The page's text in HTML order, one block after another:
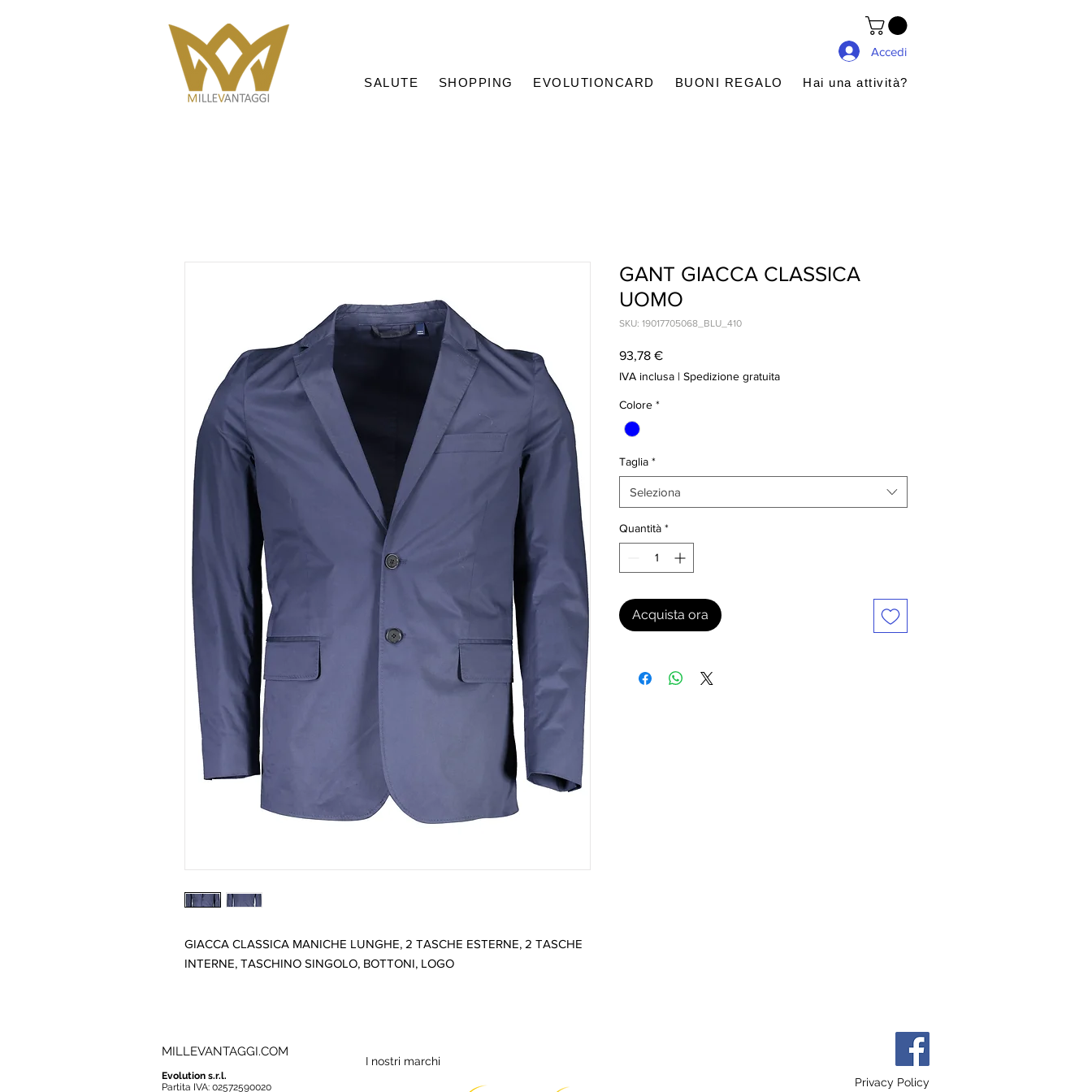
Accedi
SALUTE SHOPPING EVOLUTIONCARD BUONI REGALO Hai una attività?
GIACCA CLASSICA MANICHE LUNGHE, 2 TASCHE ESTERNE, 2 TASCHE
INTERNE, TASCHINO SINGOLO, BOTTONI, LOGO
GANT GIACCA CLASSICA
UOMO
SKU: 19017705068_BLU_410
93,78 €Prezzo
IVA inclusa | Spedizione gratuita
Colore *
Taglia *
Seleziona
Quantità *
Acquista ora
MILLEVANTAGGI.COM
Evolution s.r.l.
Partita IVA: 02572590020
I nostri marchi
Privacy Policy